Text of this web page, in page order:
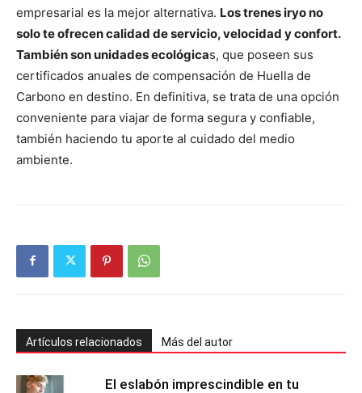
empresarial es la mejor alternativa. Los trenes iryo no
solo te ofrecen calidad de servicio, velocidad y confort.
También son unidades ecológicas, que poseen sus
certificados anuales de compensación de Huella de
Carbono en destino. En definitiva, se trata de una opción
conveniente para viajar de forma segura y confiable,
también haciendo tu aporte al cuidado del medio
ambiente.
Artículos relacionados Más del autor
El eslabón imprescindible en tu